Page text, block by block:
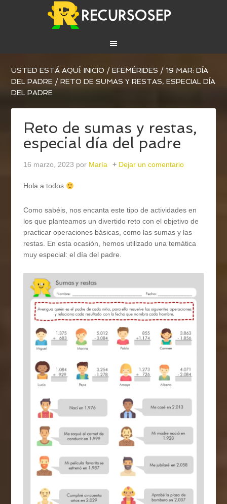
USTED ESTÁ AQUÍ:INICIO / EFEMÉRIDES / 19 MAR: DÍA
DEL PADRE / RETO DE SUMAS Y RESTAS, ESPECIAL DÍA
DEL PADRE
Reto de sumas y restas,
especial día del padre
16 marzo, 2023 por María Dejar un comentario
Hola a todos
Como sabéis, nos encanta este tipo de actividades en
los que planteamos un divertido reto con el objetivo de
practicar operaciones básicas, como las sumas y las
restas. En esta ocasión, hemos utilizado una temática
muy especial: el día del padre.